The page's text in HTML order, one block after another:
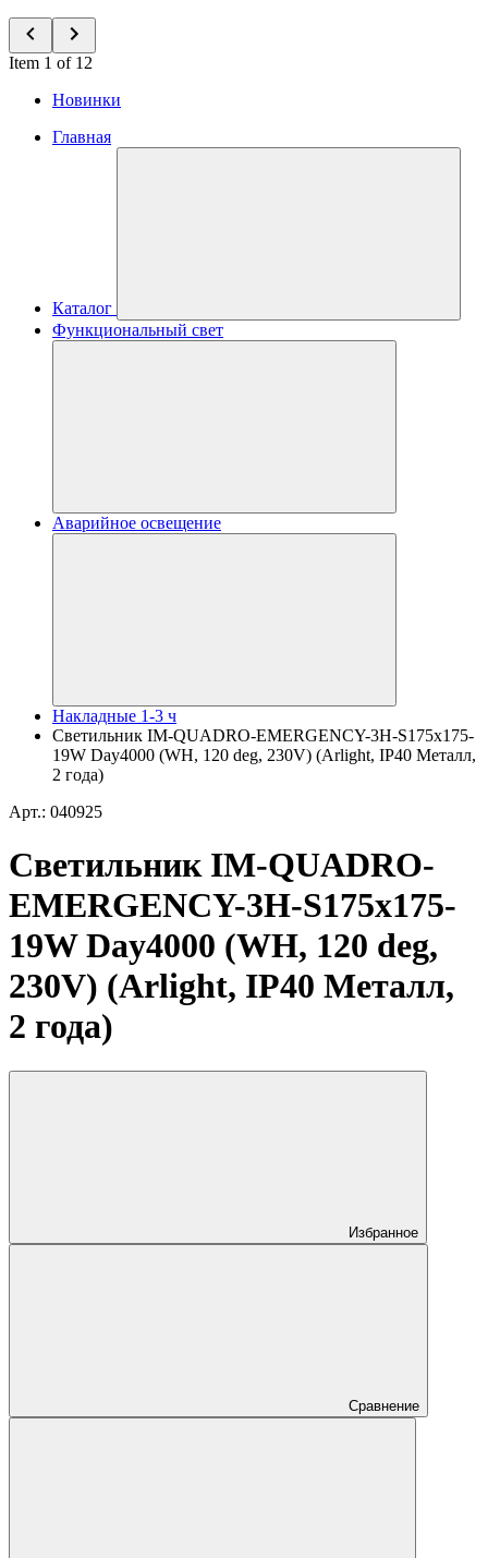
Item 1 of 12
Новинки
Главная
Каталог
Функциональный свет
Аварийное освещение
Накладные 1-3 ч
Светильник IM-QUADRO-EMERGENCY-3H-S175x175-
19W Day4000 (WH, 120 deg, 230V) (Arlight, IP40 Металл,
2 года)
Арт.: 040925
Светильник IM-QUADRO-
EMERGENCY-3H-S175x175-
19W Day4000 (WH, 120 deg,
230V) (Arlight, IP40 Металл,
2 года)
Избранное
Сравнение